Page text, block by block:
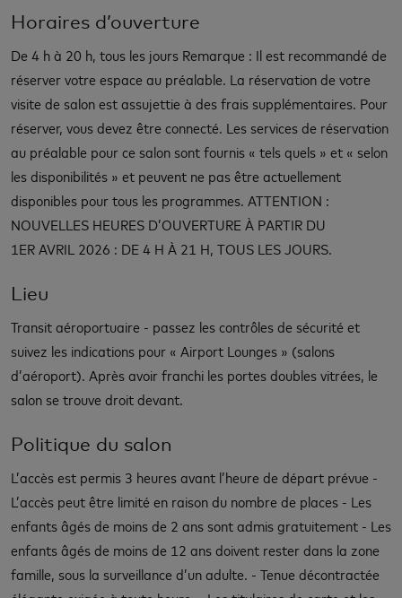
Horaires d’ouverture
De 4 h à 20 h, tous les jours Remarque : Il est recommandé de
réserver votre espace au préalable. La réservation de votre
visite de salon est assujettie à des frais supplémentaires. Pour
réserver, vous devez être connecté. Les services de réservation
au préalable pour ce salon sont fournis « tels quels » et « selon
les disponibilités » et peuvent ne pas être actuellement
disponibles pour tous les programmes. ATTENTION :
NOUVELLES HEURES D’OUVERTURE À PARTIR DU
1ER AVRIL 2026 : DE 4 H À 21 H, TOUS LES JOURS.
Lieu
Transit aéroportuaire - passez les contrôles de sécurité et
suivez les indications pour « Airport Lounges » (salons
d’aéroport). Après avoir franchi les portes doubles vitrées, le
salon se trouve droit devant.
Politique du salon
L’accès est permis 3 heures avant l’heure de départ prévue -
L’accès peut être limité en raison du nombre de places - Les
enfants âgés de moins de 2 ans sont admis gratuitement - Les
enfants âgés de moins de 12 ans doivent rester dans la zone
famille, sous la surveillance d’un adulte. - Tenue décontractée